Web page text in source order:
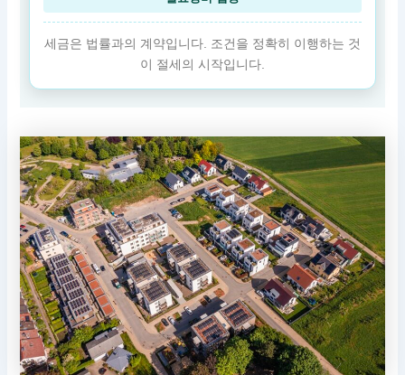
세금은 법률과의 계약입니다. 조건을 정확히 이행하는 것
이 절세의 시작입니다.